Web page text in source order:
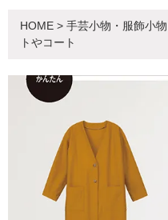
HOME > 手芸小物・服飾小物
トやコート